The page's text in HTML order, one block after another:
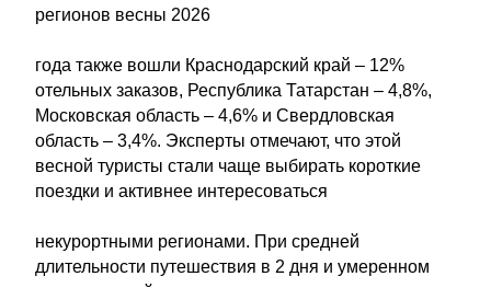
регионов весны 2026
года также вошли Краснодарский край – 12%
отельных заказов, Республика Татарстан – 4,8%,
Московская область – 4,6% и Свердловская
область – 3,4%. Эксперты отмечают, что этой
весной туристы стали чаще выбирать короткие
поездки и активнее интересоваться
некурортными регионами. При средней
длительности путешествия в 2 дня и умеренном